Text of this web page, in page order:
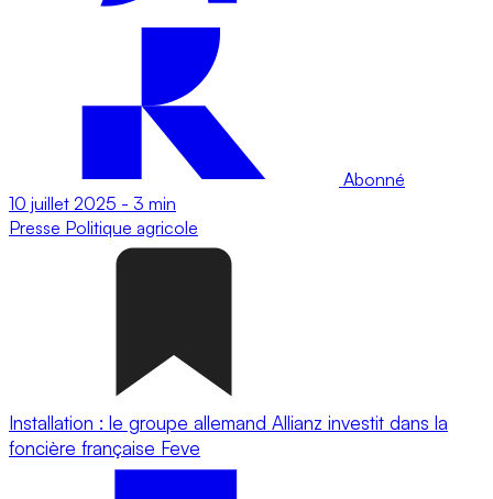
Abonné
10 juillet 2025 - 3 min
Presse Politique agricole
Installation : le groupe allemand Allianz investit dans la
foncière française Feve